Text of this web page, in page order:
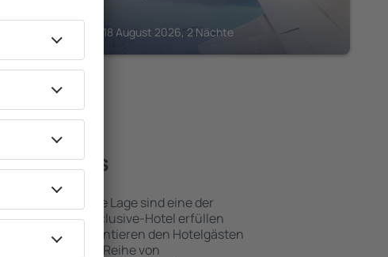
Budapest, 18 August 2026, 2 Nächte
Hotels
eine attraktive Lage sind eine der
die ein All-Inclusive-Hotel erfüllen
in Budaors garantieren den Hotelgästen
Service und eine Reihe von